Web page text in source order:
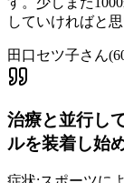
していければと思
田口セツ子さん(
治療と並行し
ルを装着し始